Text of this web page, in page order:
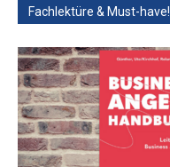
Fachlektüre & Must-have!